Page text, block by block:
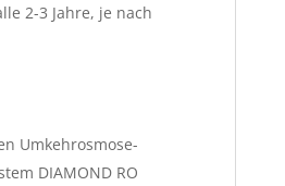
2-3 Jahre, je nach
Umkehrosmose-
DIAMOND RO